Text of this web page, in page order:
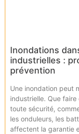
Inondations
industrielles :
prévention
Une inondation peut
industrielle. Que
toute sécurité,
les onduleurs, les
affectent la garantie